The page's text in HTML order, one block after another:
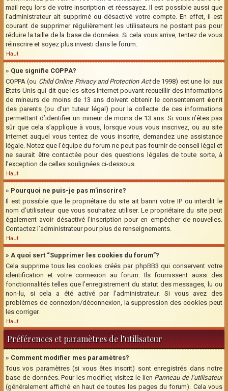
mail reçu lors de votre inscription et réessayez. Il est possible aussi que
l’administrateur ait supprimé ou désactivé votre compte. En effet, il est
courant de supprimer régulièrement les utilisateurs ne postant pas pour
réduire la taille de la base de données. Si cela vous arrive, tentez de vous
réinscrire et soyez plus investi dans le forum.
Haut
» Que signifie COPPA?
COPPA (ou Child Online Privacy and Protection Actde 1998) est une loi aux
Etats-Unis qui dit que les sites Internet pouvant recueillir des informations
de mineurs de moins de 13 ans doivent obtenir le consentement écrit
des parents (ou d’un tuteur légal) pour la collecte de ces informations
permettant d’identifier un mineur de moins de 13 ans. Si vous n’êtes pas
sûr que cela s’applique à vous, lorsque vous vous inscrivez, ou au site
Internet auquel vous tentez de vous inscrire, demandez une assistance
légale. Notez que l’équipe du forum ne peut pas fournir de conseil légal et
ne saurait être contactée pour des questions légales de toute sorte, à
l’exception de celles soulignées ci-dessous.
Haut
» Pourquoi ne puis-je pas m’inscrire?
Il est possible que le propriétaire du site ait banni votre IP ou interdit le
nom d’utilisateur que vous souhaitez utiliser. Le propriétaire du site peut
également avoir désactivé l’inscription pour en empêcher de nouvelles.
Contactez l’administrateur pour plus de renseignements.
Haut
» A quoi sert “Supprimer les cookies du forum”?
Cela supprime tous les cookies créés par phpBB3 qui conservent votre
identification et votre connexion au forum. Ils fournissent aussi des
fonctionnalités telles que l’enregistrement du statut des messages, lu ou
non-lu, si cela a été activé par l’administrateur. Si vous avez des
problèmes de connexion/déconnexion, la suppression des cookies peut
les corriger.
Haut
Préférences et paramètres de l’utilisateur
» Comment modifier mes paramètres?
Tous vos paramètres (si vous êtes inscrit) sont enregistrés dans notre
base de données. Pour les modifier, visitez le lien Panneau de l’utilisateur
(généralement affiché en haut de toutes les pages du forum). Cela vous